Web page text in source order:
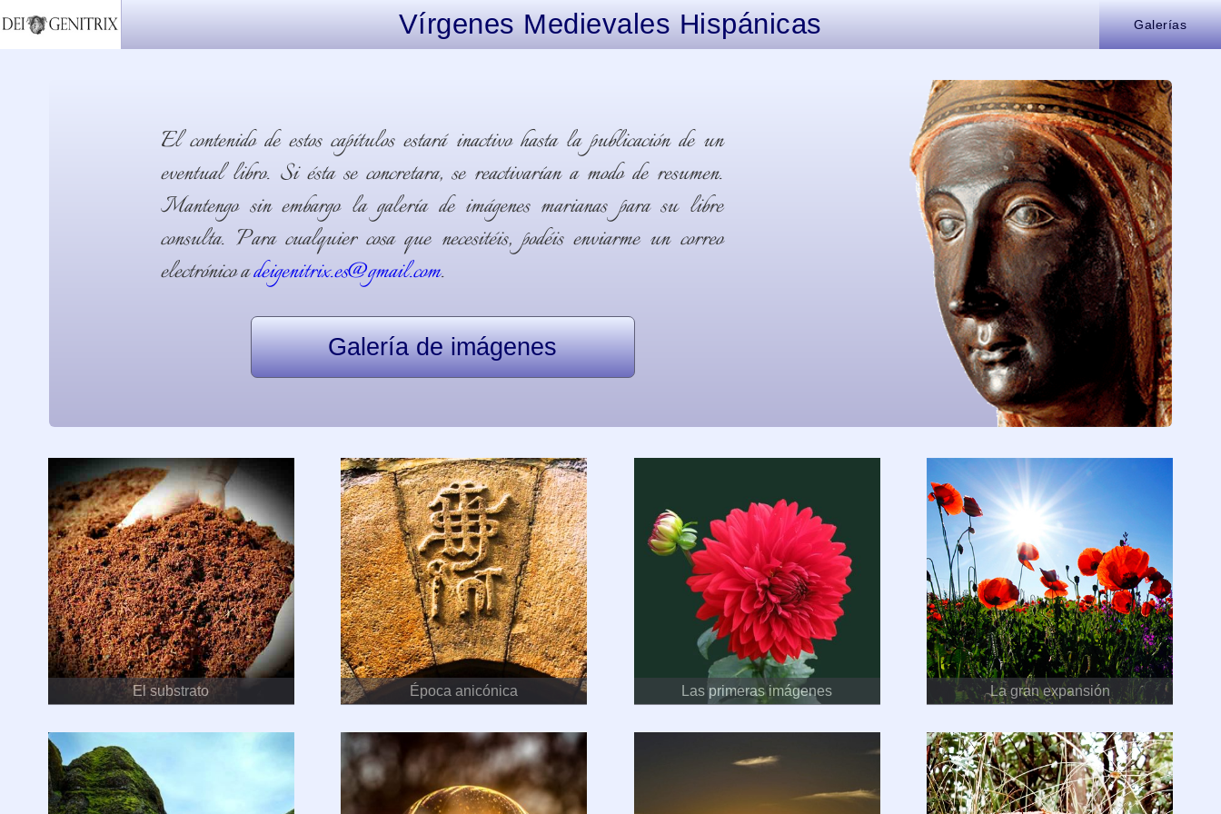
Galerías
Vírgenes Medievales Hispánicas
El contenido de estos capítulos estará inactivo hasta la publicación de un
eventual libro. Si ésta se concretara, se reactivarían a modo de resumen.
Mantengo sin embargo la galería de imágenes marianas para su libre
consulta. Para cualquier cosa que necesitéis, podéis enviarme un correo
electrónico adeigenitrix.es@gmail.com.
Galería de imágenes
El substrato Época anicónica Las primeras imágenes La gran expansión